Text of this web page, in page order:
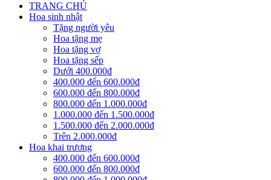
TRANG CHỦ
Hoa sinh nhật
Tặng người yêu
Hoa tặng mẹ
Hoa tặng vợ
Hoa tặng sếp
Dưới 400.000đ
400.000 đến 600.000đ
600.000 đến 800.000đ
800.000 đến 1.000.000đ
1.000.000 đến 1.500.000đ
1.500.000 đến 2.000.000đ
Trên 2.000.000đ
Hoa khai trương
400.000 đến 600.000đ
600.000 đến 800.000đ